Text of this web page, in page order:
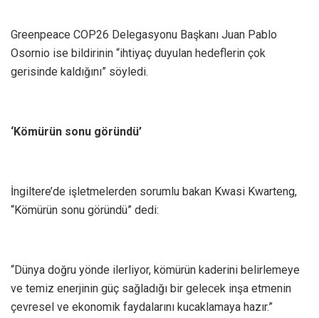
Greenpeace COP26 Delegasyonu Başkanı Juan Pablo
Osornio ise bildirinin “ihtiyaç duyulan hedeflerin çok
gerisinde kaldığını” söyledi.
‘Kömürün sonu göründü’
İngiltere’de işletmelerden sorumlu bakan Kwasi Kwarteng,
“Kömürün sonu göründü” dedi:
“Dünya doğru yönde ilerliyor, kömürün kaderini belirlemeye
ve temiz enerjinin güç sağladığı bir gelecek inşa etmenin
çevresel ve ekonomik faydalarını kucaklamaya hazır.”